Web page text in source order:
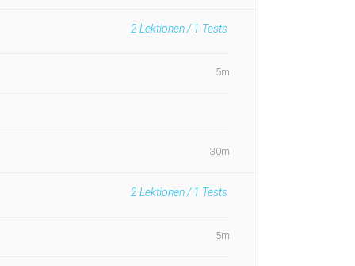
2 Lektionen / 1 Tests
5m
30m
2 Lektionen / 1 Tests
5m